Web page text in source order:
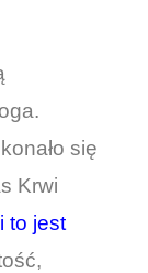
się
Krwi
to jest